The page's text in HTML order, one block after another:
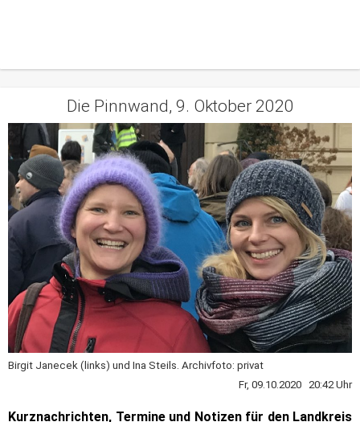
Die Pinnwand, 9. Oktober 2020
Birgit Janecek (links) und Ina Steils. Archivfoto: privat
Fr, 09.10.2020 20:42 Uhr
Kurznachrichten, Termine und Notizen für den Landkreis